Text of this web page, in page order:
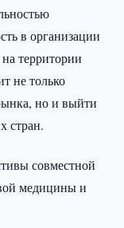
в организации
территории
не только
но и выйти
стран.
совместной
медицины и